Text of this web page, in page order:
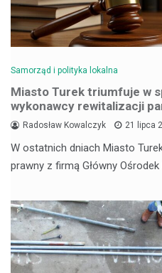
Samorząd i polityka lokalna
Miasto Turek triumfuje w
wykonawcy rewitalizacji
Radosław Kowalczyk 21 lipca
W ostatnich dniach Miasto
prawny z firmą Główny